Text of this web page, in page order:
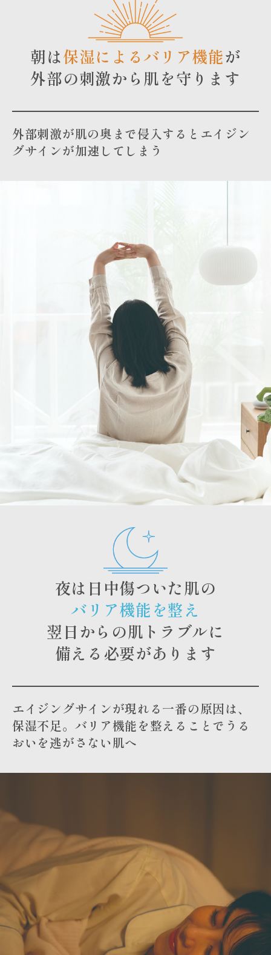
朝は保湿によるバリア機能が
外部の刺激から肌を守ります
外部刺激が肌の奥まで侵入するとエイジン
グサインが加速してしまう
夜は日中傷ついた肌の
バリア機能を整え
翌日からの肌トラブルに
備える必要があります
エイジングサインが現れる一番の原因は、
保湿不足。バリア機能を整えることでうる
おいを逃がさない肌へ